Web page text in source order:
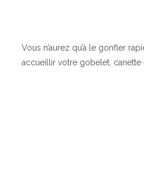
Vous n’aurez qu’à le gonfler
accueillir votre gobelet, canette